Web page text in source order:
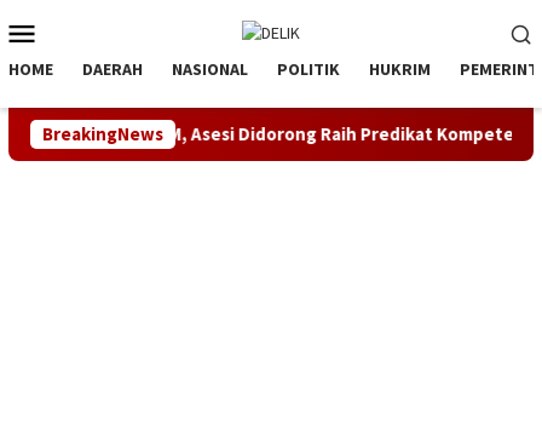
ke
kontenMobile
HOME DAERAH NASIONAL POLITIK HUKRIM
BreakingNews
SDM, Asesi Didorong Raih Predikat Kompeten